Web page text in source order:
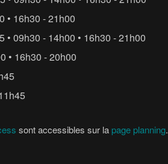
• 16h30 - 21h00
• 09h30 - 14h00 • 16h30 - 21h00
• 16h30 - 20h00
sont accessibles sur la page planning.